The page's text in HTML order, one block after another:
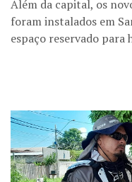
Além da capital, os
foram instalados em
espaço reservado para